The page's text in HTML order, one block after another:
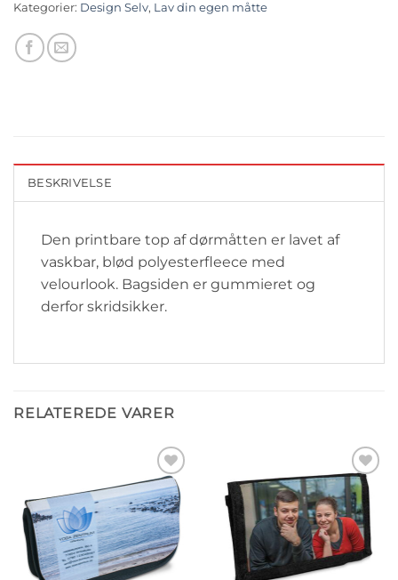
Kategorier: Design Selv, Lav din egen måtte
BESKRIVELSE
Den printbare top af dørmåtten er lavet af
vaskbar, blød polyesterfleece med
velourlook. Bagsiden er gummieret og
derfor skridsikker.
RELATEREDE VARER
Tilføj til
ønskeliste
Tilføj til
ønskeliste